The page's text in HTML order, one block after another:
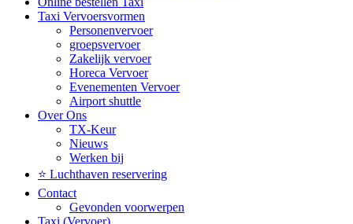
Taxi Vervoersvormen
Personenvervoer
groepsvervoer
Zakelijk vervoer
Horeca Vervoer
Evenementen Vervoer
Airport shuttle
Over Ons
TX-Keur
Nieuws
Werken bij
⭐️ Luchthaven reservering
Contact
Gevonden voorwerpen
Taxi (Vervoer)